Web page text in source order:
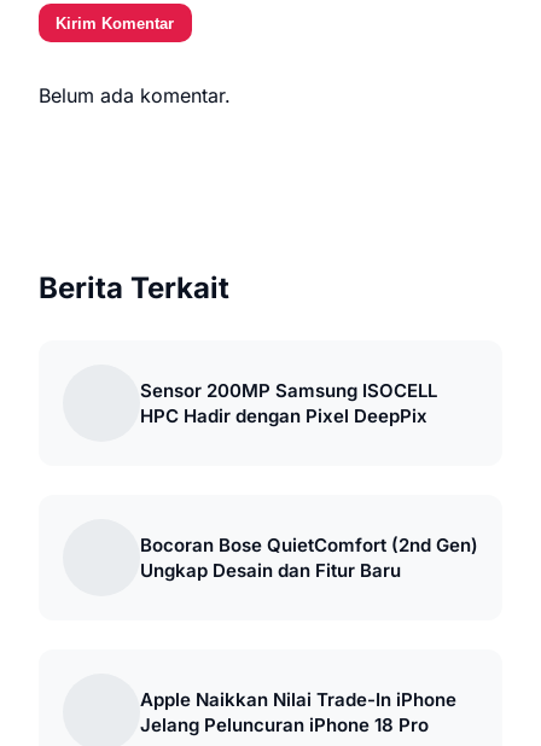
Kirim Komentar
Belum ada komentar.
Berita Terkait
Sensor 200MP Samsung ISOCELL
HPC Hadir dengan Pixel DeepPix
Bocoran Bose QuietComfort (2nd Gen)
Ungkap Desain dan Fitur Baru
Apple Naikkan Nilai Trade-In iPhone
Jelang Peluncuran iPhone 18 Pro